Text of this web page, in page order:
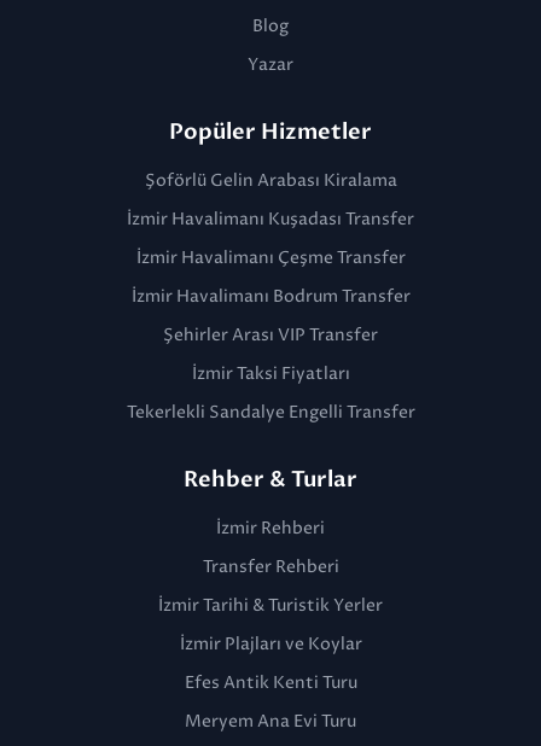
Blog
Yazar
Popüler Hizmetler
Şoförlü Gelin Arabası Kiralama
İzmir Havalimanı Kuşadası Transfer
İzmir Havalimanı Çeşme Transfer
İzmir Havalimanı Bodrum Transfer
Şehirler Arası VIP Transfer
İzmir Taksi Fiyatları
Tekerlekli Sandalye Engelli Transfer
Rehber & Turlar
İzmir Rehberi
Transfer Rehberi
İzmir Tarihi & Turistik Yerler
İzmir Plajları ve Koylar
Efes Antik Kenti Turu
Meryem Ana Evi Turu